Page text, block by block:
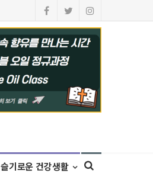
슬기로운 건강생활